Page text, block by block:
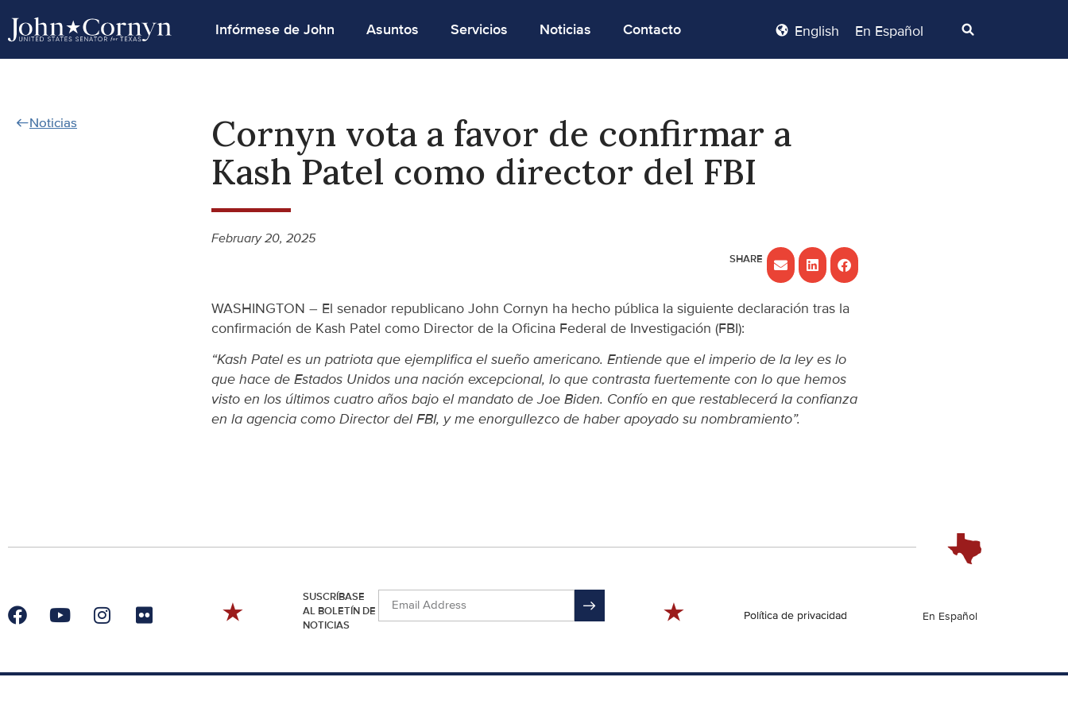
Infórmese de John Asuntos Servicios Noticias Contacto English En Español
Noticias
Cornyn vota a favor de confirmar a
Kash Patel como director del FBI
February 20, 2025
WASHINGTON – El senador republicano John Cornyn ha hecho pública la siguiente declaración tras la
confirmación de Kash Patel como Director de la Oficina Federal de Investigación (FBI):
“Kash Patel es un patriota que ejemplifica el sueño americano. Entiende que el imperio de la ley es lo
que hace de Estados Unidos una nación excepcional, lo que contrasta fuertemente con lo que hemos
visto en los últimos cuatro años bajo el mandato de Joe Biden. Confío en que restablecerá la confianza
en la agencia como Director del FBI, y me enorgullezco de haber apoyado su nombramiento”.
SUSCRÍBASE
AL BOLETÍN DE
NOTICIAS
Política de privacidad En Español